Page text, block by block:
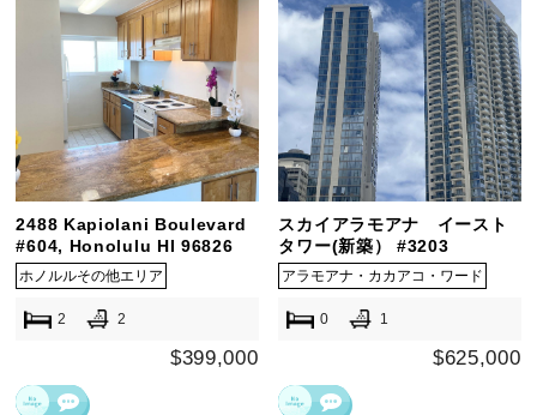
2488 Kapiolani Boulevard
#604, Honolulu HI 96826
ホノルルその他エリア
2 2
$399,000
スカイアラモアナ イースト
タワー(新築） #3203
アラモアナ・カカアコ・ワード
0 1
$625,000